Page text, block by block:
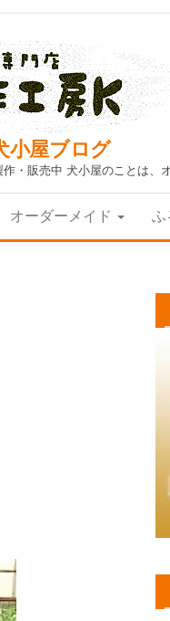
小屋ブログ
・販売中 犬小屋のことは、
オーダーメイド ふ